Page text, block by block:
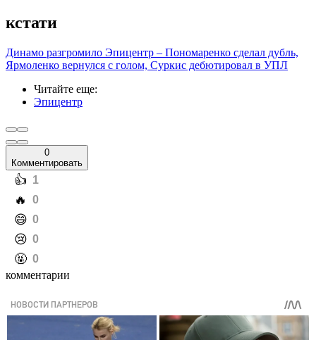
кстати
Динамо разгромило Эпицентр – Пономаренко сделал дубль,
Ярмоленко вернулся с голом, Суркис дебютировал в УПЛ
Читайте еще:
Эпицентр
0
Комментировать
️👍 1
️🔥 0
️😄 0
️😢 0
️🤬 0
комментарии